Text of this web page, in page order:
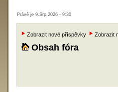
Právě je 9.Srp.2026 - 9:30
Zobrazit nové příspěvky Zobrazit
Obsah fóra